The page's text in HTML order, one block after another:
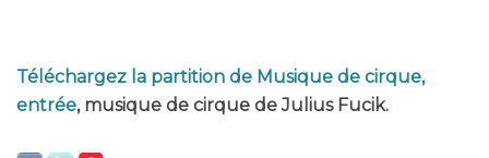
Téléchargez la partition de Musique de cirque,
entrée, musique de cirque de Julius Fucik.